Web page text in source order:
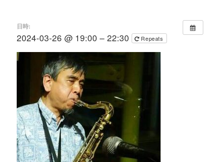
日時:
2024-03-26 @ 19:00 – 22:30 Repeats